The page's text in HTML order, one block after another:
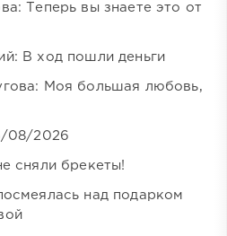
Теперь вы знаете это от
В ход пошли деньги
Моя большая любовь,
08/2026
сняли брекеты!
над подарком